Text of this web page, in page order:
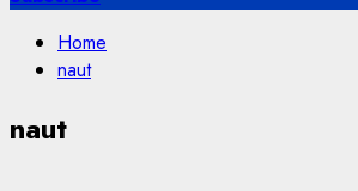
Home
naut
naut